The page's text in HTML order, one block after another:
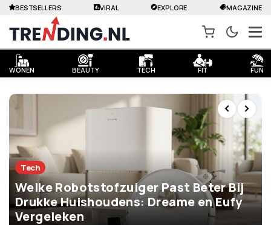
WONEN BEAUTY TECH FIT FUN
BESTSELLERS VIRAL EXPLORE MAGAZINE
Tech
Welke Robotstofzuiger Past Beter Bij
Drukke Huishoudens: Dreame en Eufy
Vergeleken